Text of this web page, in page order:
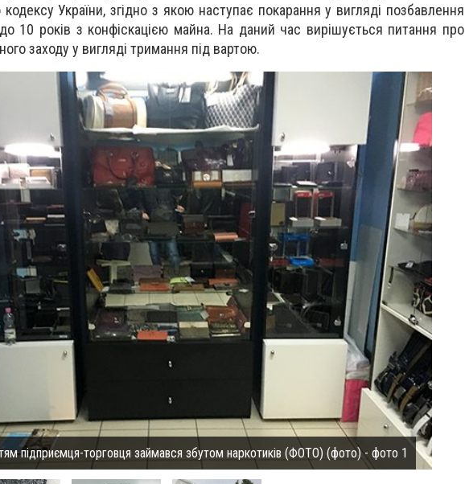
України, згідно з якою наступає покарання у вигляді позбавлення
10 років з конфіскацією майна. На даний час вирішується питання про
заходу у вигляді тримання під вартою.
підприємця-торговця займався збутом наркотиків (ФОТО) (фото) - фото 1